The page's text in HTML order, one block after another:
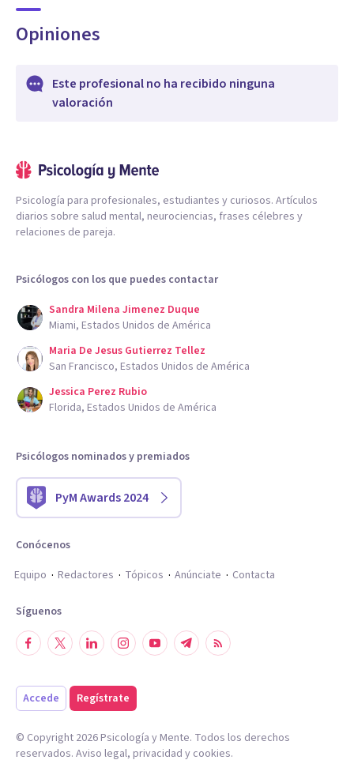
Opiniones
Este profesional no ha recibido ninguna
valoración
Psicología para profesionales, estudiantes y curiosos. Artículos
diarios sobre salud mental, neurociencias, frases célebres y
relaciones de pareja.
Psicólogos con los que puedes contactar
Sandra Milena Jimenez Duque
Miami, Estados Unidos de América
Maria De Jesus Gutierrez Tellez
San Francisco, Estados Unidos de América
Jessica Perez Rubio
Florida, Estados Unidos de América
Psicólogos nominados y premiados
PyM Awards 2024
Conócenos
Equipo
Redactores Tópicos Anúnciate Contacta
Síguenos
Accede Regístrate
© Copyright 2026Psicología y Mente. Todos los derechos
reservados. Aviso legal, privacidad y cookies.